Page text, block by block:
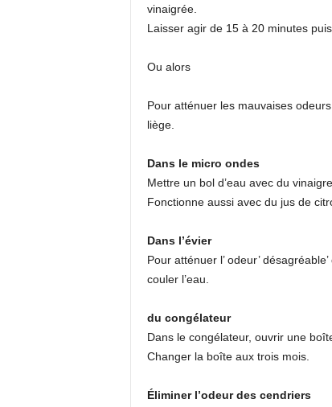
vinaigrée.
Laisser agir de 15 à 20 minutes
Ou alors
Pour atténuer les mauvaises
liège.
Dans le micro ondes
Mettre un bol d’eau avec du
Fonctionne aussi avec du jus de
Dans l’évier
Pour atténuer l’ odeur’
couler l’eau.
du congélateur
Dans le congélateur, ouvrir une
Changer la boîte aux trois mois.
Éliminerl’odeur des cendriers